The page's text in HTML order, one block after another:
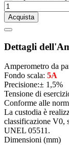
Acquista
Dettagli
Amperometro da
Fondo scala: 5A
Precisione:± 1,5%
Tensione di
Conforme alle
La custodia è
classificazione V0,
UNEL 05511.
Dimensioni (mm)